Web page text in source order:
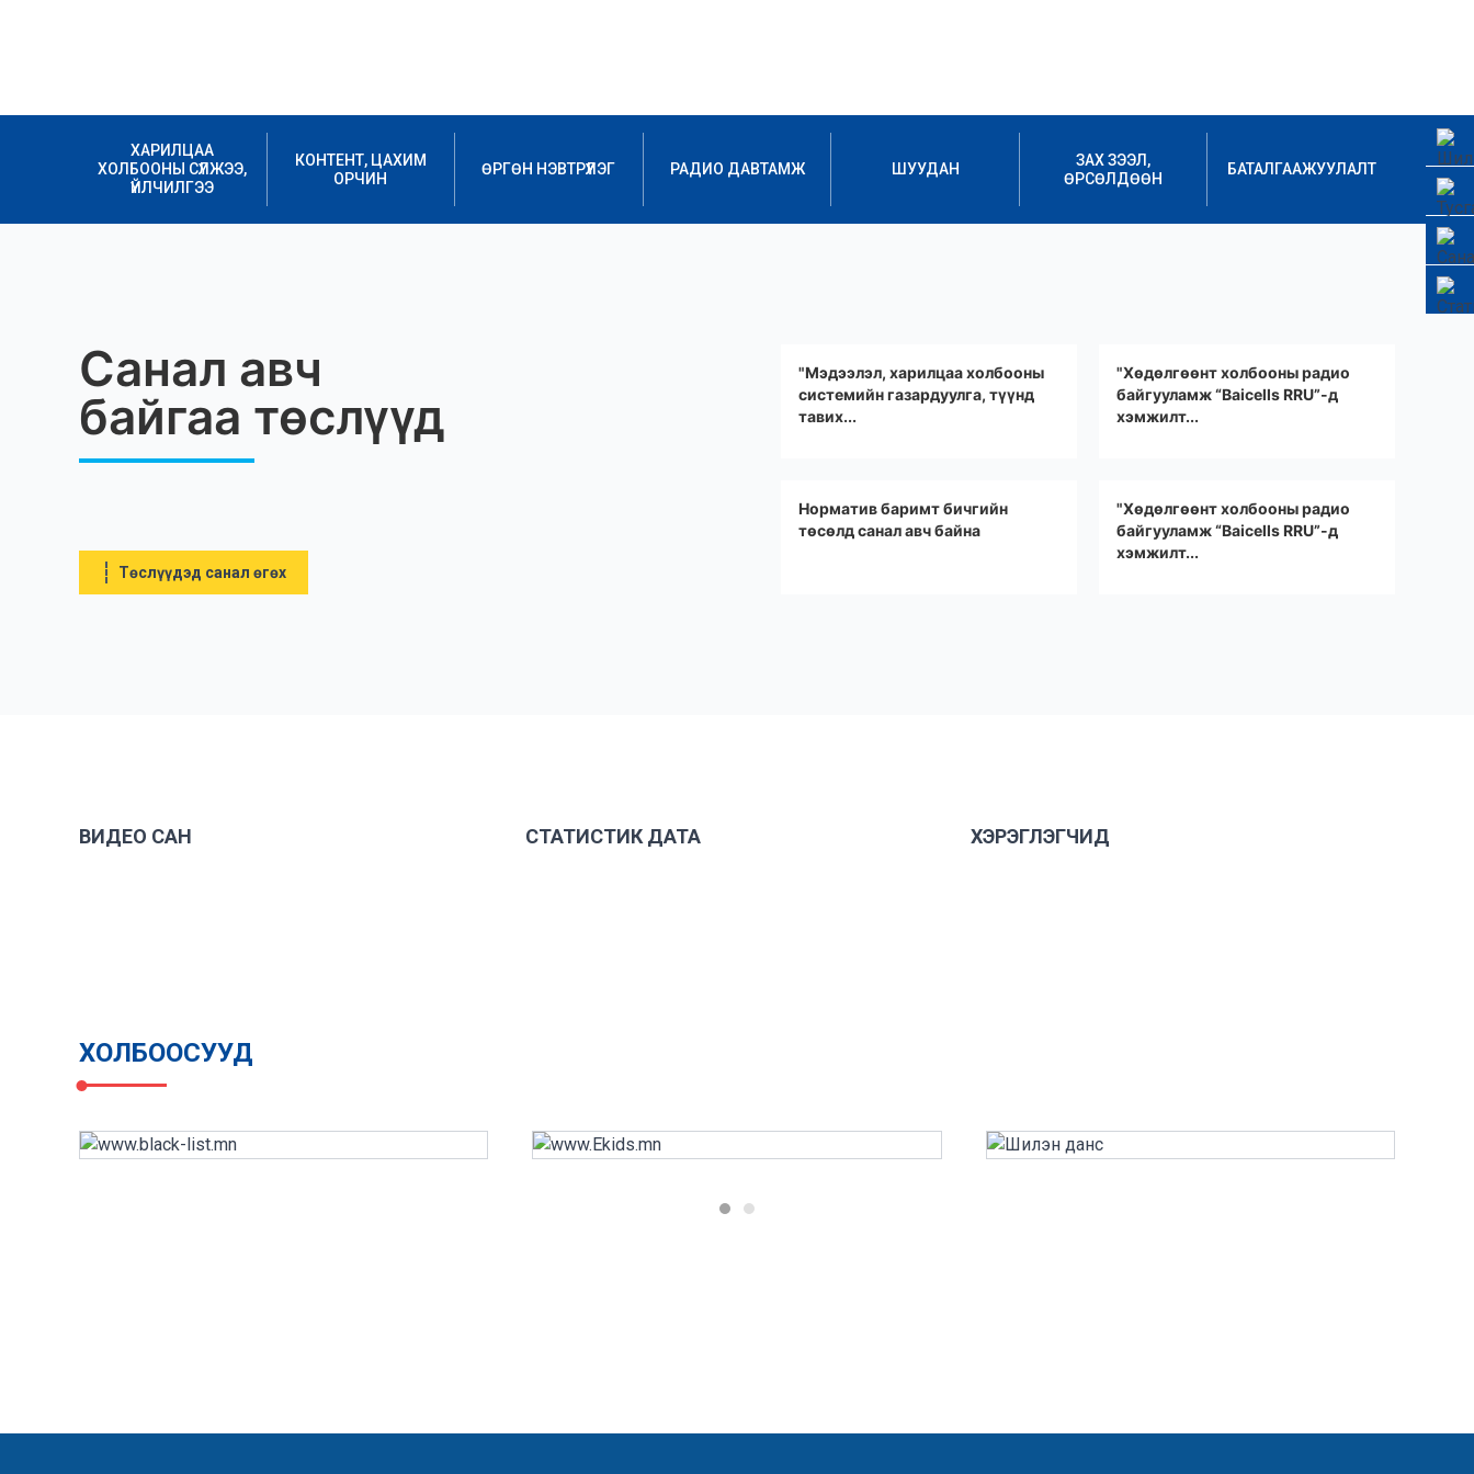
ХАРИЛЦАА
ХОЛБООНЫ СҮЛЖЭЭ,
ҮЙЛЧИЛГЭЭ
КОНТЕНТ, ЦАХИМ
ОРЧИН
ӨРГӨН НЭВТРҮҮЛЭГ РАДИО ДАВТАМЖ ШУУДАН
ЗАХ ЗЭЭЛ,
ӨРСӨЛДӨӨН
БАТАЛГААЖУУЛАЛТ
Санал авч
байгаа төслүүд
Төслүүдэд санал өгөх
"Мэдээлэл, харилцаа холбооны
системийн газардуулга, түүнд
тавих...
"Хөдөлгөөнт холбооны радио
байгууламж “Baicells RRU”-д
хэмжилт...
Норматив баримт бичгийн
төсөлд санал авч байна
"Хөдөлгөөнт холбооны радио
байгууламж “Baicells RRU”-д
хэмжилт...
ВИДЕО САН СТАТИСТИК ДАТА ХЭРЭГЛЭГЧИД
ХОЛБООСУУД